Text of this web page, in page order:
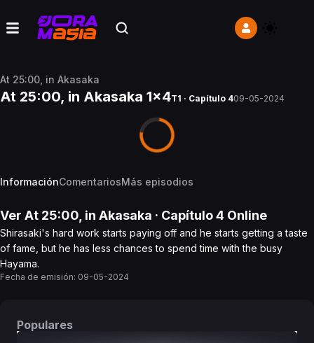
At 25:00, in Akasaka
At 25:00, in Akasaka 1x4T1 · Capítulo 409-05-2024
InformaciónComentariosMás episodios
Ver At 25:00, in Akasaka · Capítulo4 Online
Shirasaki's hard work starts paying off and he starts getting a taste
of fame, but he has less chances to spend time with the busy
Hayama.
Fecha de emisión: 09-05-2024
Populares